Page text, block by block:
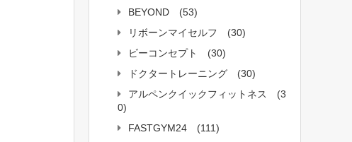
BEYOND
(53)
リボーンマイセルフ
(30)
ビーコンセプト
(30)
ドクタートレーニング
(30)
アルペンクイックフィットネス
(3
0)
FASTGYM24
(111)